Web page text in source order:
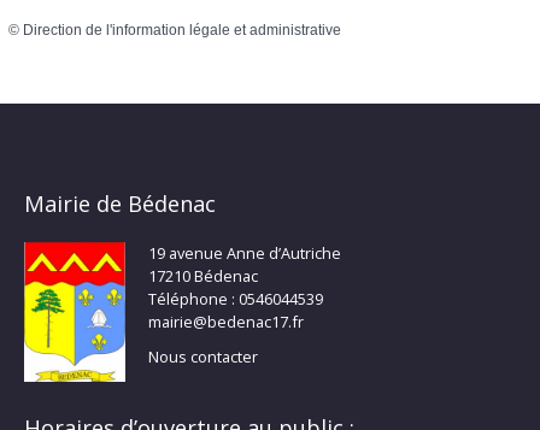
© Direction de l'information légale et administrative
Mairie de Bédenac
19 avenue Anne d’Autriche
17210 Bédenac
Téléphone : 0546044539
mairie@bedenac17.fr
Nous contacter